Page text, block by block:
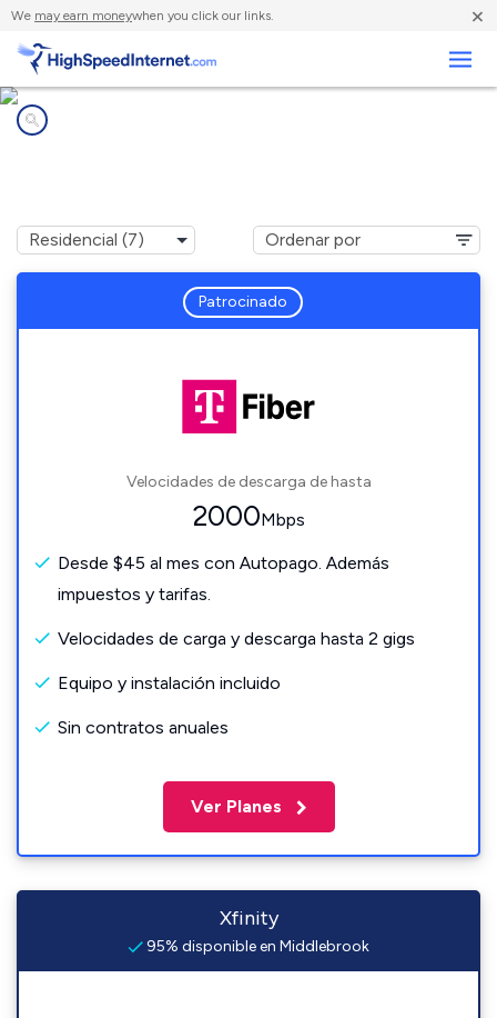
We may earn moneywhen you click our links. ×
Patrocinado
Velocidades de descarga de hasta
2000Mbps
Desde $45 al mes con Autopago. Además
impuestos y tarifas.
Velocidades de carga y descarga hasta 2 gigs
Equipo y instalación incluido
Sin contratos anuales
Ver Planes
Xfinity
95% disponible en Middlebrook